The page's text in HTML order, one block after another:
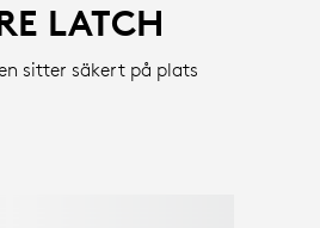
LATCH
sitter säkert på plats